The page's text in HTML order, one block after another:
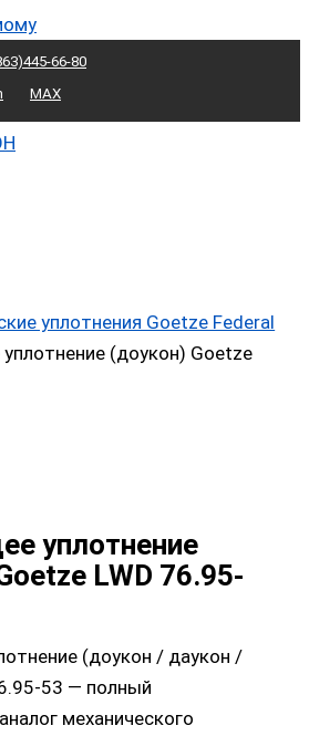
66-80
MAX
уплотнения Goetze Federal
(доукон) Goetze
уплотнение
LWD 76.95-
(доукон / даукон /
53 — полный
механического